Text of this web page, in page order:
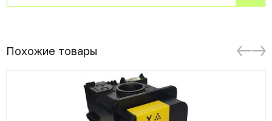
Похожие товары